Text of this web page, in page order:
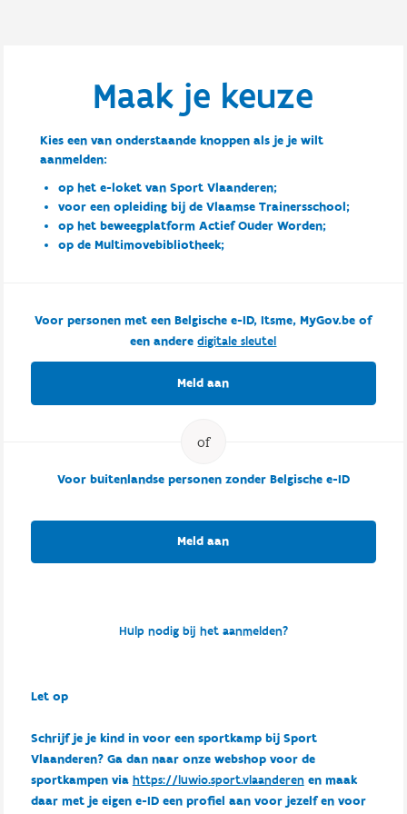
Maak je keuze
Kies een van onderstaande knoppen als je je wilt
aanmelden:
op het e-loket van Sport Vlaanderen;
voor een opleiding bij de Vlaamse Trainersschool;
op het beweegplatform Actief Ouder Worden;
op de Multimovebibliotheek;
Voor personen met een Belgische e-ID, Itsme, MyGov.be of
een anderedigitale sleutel
Meld aan
Voor buitenlandse personen zonder Belgische e-ID
Meld aan
Hulp nodig bij het aanmelden?
Let op
Schrijf je je kind in voor een sportkamp bij Sport
Vlaanderen? Ga dan naar onze webshop voor de
sportkampen via https://luwio.sport.vlaanderenen maak
daar met je eigen e-ID een profiel aan voor jezelf en voor